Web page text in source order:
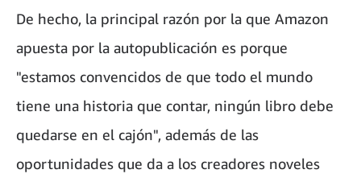
De hecho, la principal razón por la que Amazon
apuesta por la autopublicación es porque
"estamos convencidos de que todo el mundo
tiene una historia que contar, ningún libro debe
quedarse en el cajón", además de las
oportunidades que da a los creadores noveles